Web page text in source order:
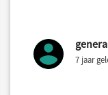
7 jaar